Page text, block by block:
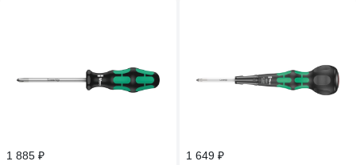
1 885 ₽
1 649 ₽